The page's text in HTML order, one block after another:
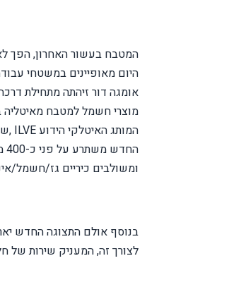
המטבח בעשור האחרון, הפך
היום מאופיינים במשטחי
אומגה דור זיהתה מתחילת
מוצרי חשמל למטבח מאיטליה
המותג האיטלקי הידוע ILVE
ומשולבים כיריים גז/חשמל/
בנוסף אולם התצוגה החדש
לצורך זה, המעניק שירות של